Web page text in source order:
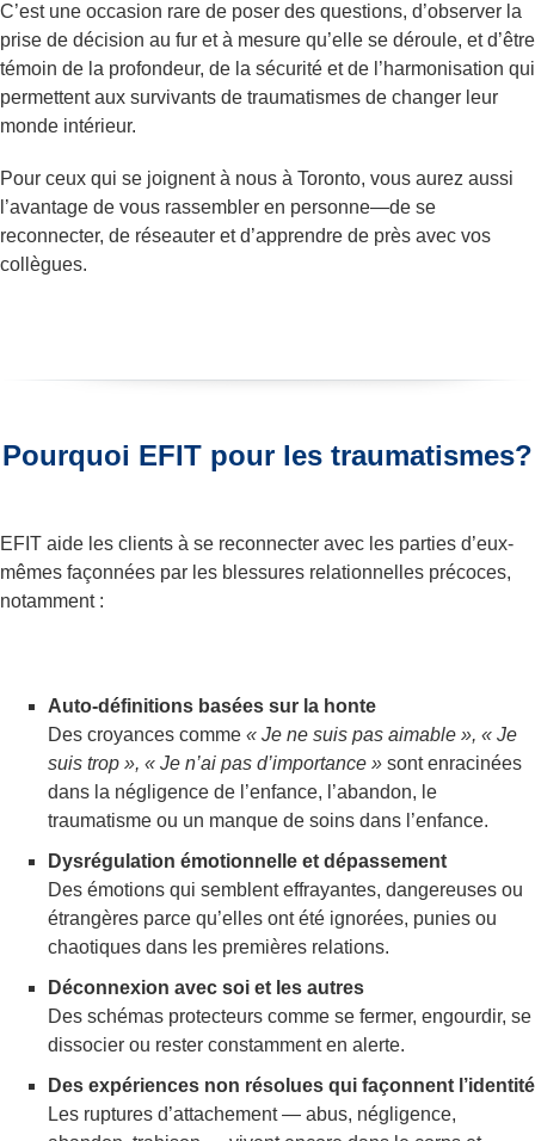
C’est une occasion rare de poser des questions, d’observer la
prise de décision au fur et à mesure qu’elle se déroule, et d’être
témoin de la profondeur, de la sécurité et de l’harmonisation qui
permettent aux survivants de traumatismes de changer leur
monde intérieur.
Pour ceux qui se joignent à nous à Toronto, vous aurez aussi
l’avantage de vous rassembler en personne—de se
reconnecter, de réseauter et d’apprendre de près avec vos
collègues.
Pourquoi EFIT pour les traumatismes?
EFIT aide les clients à se reconnecter avec les parties d’eux-
mêmes façonnées par les blessures relationnelles précoces,
notamment :
Auto-définitions basées sur la honte
Des croyances comme « Je ne suis pas aimable », « Je
suis trop », « Je n’ai pas d’importance » sont enracinées
dans la négligence de l’enfance, l’abandon, le
traumatisme ou un manque de soins dans l’enfance.
Dysrégulation émotionnelle et dépassement
Des émotions qui semblent effrayantes, dangereuses ou
étrangères parce qu’elles ont été ignorées, punies ou
chaotiques dans les premières relations.
Déconnexion avec soi et les autres
Des schémas protecteurs comme se fermer, engourdir, se
dissocier ou rester constamment en alerte.
Des expériences non résolues qui façonnent l’identité
Les ruptures d’attachement — abus, négligence,